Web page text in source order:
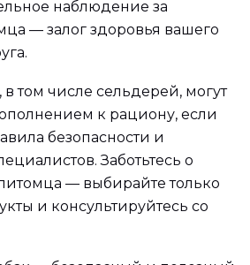
наблюдение за
— залог здоровья вашего
том числе сельдерей, могут
к рациону, если
безопасности и
Заботьтесь о
— выбирайте только
и консультируйтесь со